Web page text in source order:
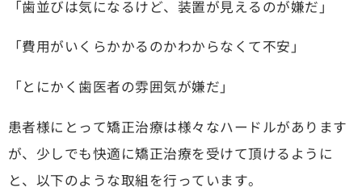
「歯並びは気になるけど、装置が見えるのが嫌だ」
「費用がいくらかかるのかわからなくて不安」
「とにかく歯医者の雰囲気が嫌だ」
患者様にとって矯正治療は様々なハードルがあります
が、少しでも快適に矯正治療を受けて頂けるように
と、以下のような取組を行っています。